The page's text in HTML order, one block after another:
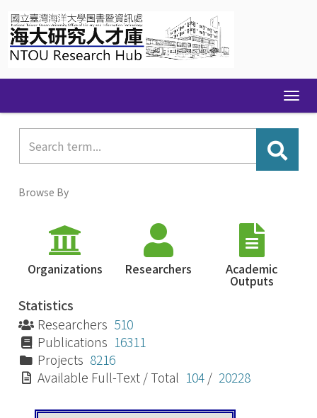
navigation
Browse By
Organizations Researchers Academic
Outputs
Statistics
Researchers 510
Publications 16311
Projects 8216
Available Full-Text / Total 104 / 20228